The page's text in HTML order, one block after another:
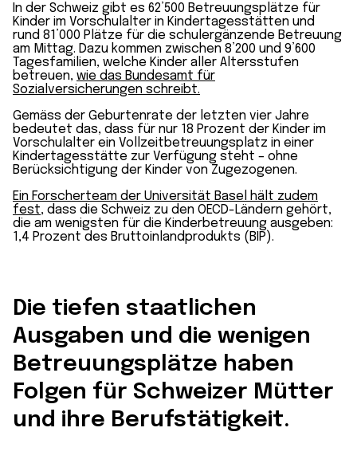
In der Schweiz gibt es 62’500 Betreuungs­plätze für
Kinder im Vorschul­alter in Kinder­tages­stätten und
rund 81’000 Plätze für die schul­ergänzende Betreuung
am Mittag. Dazu kommen zwischen 8’200 und 9’600
Tages­familien, welche Kinder aller Alters­stufen
betreuen, wie das Bundesamt für
Sozialversicherungen schreibt.
Gemäss der Geburten­rate der letzten vier Jahre
bedeutet das, dass für nur 18 Prozent der Kinder im
Vorschul­alter ein Vollzeit­betreuungs­platz in einer
Kinder­tagesstätte zur Verfügung steht – ohne
Berücksichtigung der Kinder von Zugezogenen.
Ein Forscherteam der Universität Basel hält zudem
fest, dass die Schweiz zu den OECD-Ländern gehört,
die am wenigsten für die Kinder­betreuung ausgeben:
1,4 Prozent des Bruttoinlandprodukts (BIP).
Die tiefen staatlichen
Ausgaben und die wenigen
Betreuungs­plätze haben
Folgen für Schweizer Mütter
und ihre Berufstätigkeit.